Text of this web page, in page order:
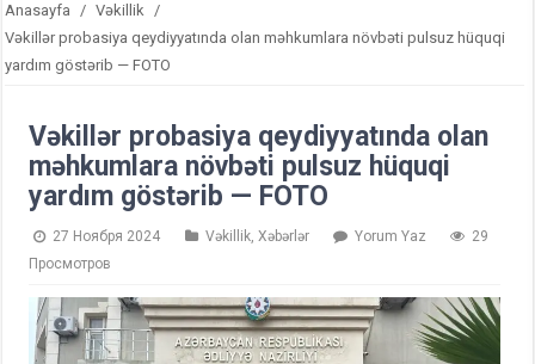
Anasayfa / Vəkillik /
Vəkillər probasiya qeydiyyatında olan məhkumlara növbəti pulsuz hüquqi
yardım göstərib — FOTO
Vəkillər probasiya qeydiyyatında olan
məhkumlara növbəti pulsuz hüquqi
yardım göstərib — FOTO
27 Ноября 2024 Vəkillik,Xəbərlər Yorum Yaz
29
Просмотров